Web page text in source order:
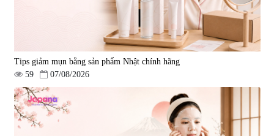
Tips giảm mụn bằng sản phẩm Nhật chính hãng
59
07/08/2026